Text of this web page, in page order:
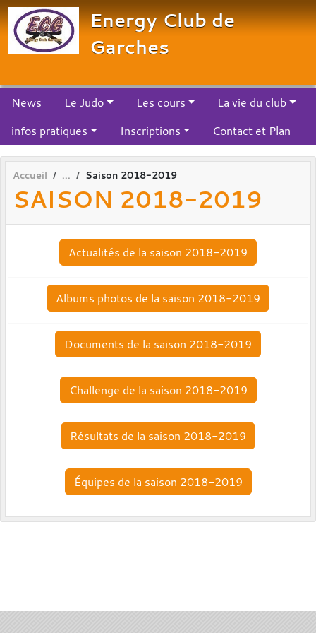
Energy Club de
Garches
News Le Judo Les cours
La vie du club
infos pratiques
Inscriptions Contact et Plan
Accueil Saison 2018-2019
SAISON 2018-2019
Actualités de la saison 2018-2019
Albums photos de la saison 2018-2019
Documents de la saison 2018-2019
Challenge de la saison 2018-2019
Résultats de la saison 2018-2019
Équipes de la saison 2018-2019
Panneau de gestion des cookies